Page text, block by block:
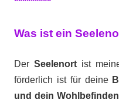
Was ist ein
Der Seelenortist
förderlich ist für deine
und dein